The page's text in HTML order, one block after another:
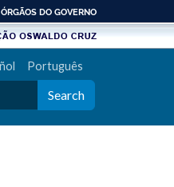
ÓRGÃOS DO GOVERNO
Português
Search